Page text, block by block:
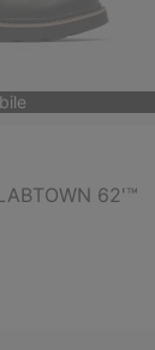
62'™